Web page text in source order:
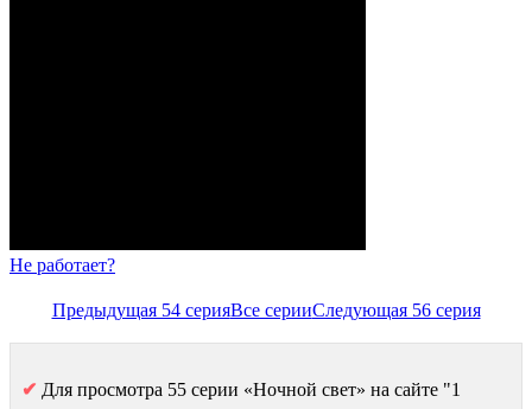
Не работает?
Предыдущая 54 серияВсе серииСледующая 56 серия
✔ Для просмотра 55 серии «Ночной свет» на сайте "1